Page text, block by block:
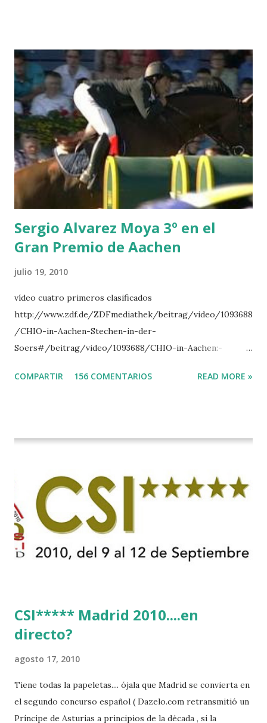
POWER - MILLAR 5 ARMANIE -VOORN 6 QUERLYBET
HERO -LEJAUNE 7 MO CHROI - O’BRIEN 8 CARMENA Z -
BREEN 9 JALLA DE GAVIERE -RAMZY AL DUHAMI 10
NOVEL -PHILIPPAERTS 3 triple 1 LATE NIGHT -LEVY 2 K
CLUB LADY -O’CONNOR 3 QUICK STUDY - HOUGH 4
LORENZO -AHLMANN 5 L’ESPOIR -GULLIKSEN 6
TOPINAMBOUR -LEPREVOST 7 WISCONSIN 111 -MOYA 8
INTERTOY Z - BRASH 9 HERALD –CORDON 10 SELDANA
DI CAMPALTO -SHARBATLY Vuelta Triunfal... el ganador
del Gran Premio en su vuelta de honor
Sergio Alvarez Moya 3º en el
Gran Premio de Aachen
julio 19, 2010
vídeo cuatro primeros clasificados
http://www.zdf.de/ZDFmediathek/beitrag/video/1093688
/CHIO-in-Aachen-Stechen-in-der-
Soers#/beitrag/video/1093688/CHIO-in-Aachen:-
COMPARTIR 156 COMENTARIOS READ MORE »
CSI***** Madrid 2010....en
directo?
agosto 17, 2010
Tiene todas la papeletas.... ójala que Madrid se convierta en
el segundo concurso español ( Dazelo.com retransmitió un
Príncipe de Asturias a principios de la década , si la